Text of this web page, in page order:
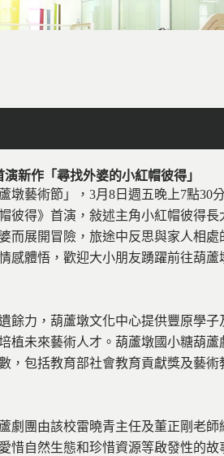
新作「尋找外婆的小紅帽彼得」
墩藝術節」，3月8日週五晚上7點30
彼得》首演，敍述主角小紅帽彼得長
而展開冒險，旅途中反思與家人相處
感體悟，歡迎大小朋友踴躍前往葫蘆
餘力，葫蘆墩文化中心提供豐原學子
植未來藝術人才。葫蘆墩國小糖葫蘆
，包括教育部社會教育貢獻獎及藝
劇團由該校雷曉青主任及董正剛老
惜自然生態和珍惜資源等啟發性的